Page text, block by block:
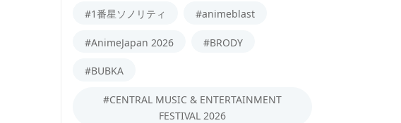
#1番星ソノリティ #animeblast
#AnimeJapan 2026 #BRODY
#BUBKA
#CENTRAL MUSIC & ENTERTAINMENT
FESTIVAL 2026